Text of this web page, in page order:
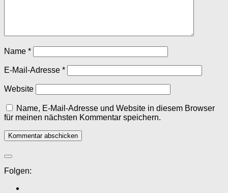
Name *
E-Mail-Adresse *
Website
Name, E-Mail-Adresse und Website in diesem Browser
für meinen nächsten Kommentar speichern.
Folgen: